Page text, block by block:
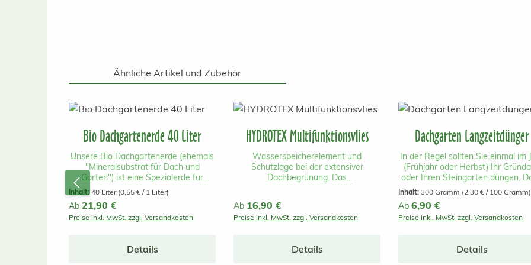
Ähnliche Artikel und Zubehör
Produktgalerie überspringen
Bio Dachgartenerde 40 Liter
Unsere Bio Dachgartenerde (ehemals
"Mineralsubstrat für Dach und
Garten") ist eine Spezialerde für
extensive und einfach intensive, hohe
Dachbegrünungen (ab 15cm
Substrathöhe) und als 30-50%
Beimischung mit Spezial
(bis ca. 12cm Substrathöhe) Der hohe
Inhalt:40 Liter (0,55 € / 1 Liter)
Regulärer Preis:
Ab 21,90 €
Preise inkl. MwSt. zzgl. Versandkosten
Details
HYDROTEX Multifunktionsvlies
Wasserspeicherelement und
Schutzlage bei der extensiver
Dachbegrünung. Das
Gründach aufgebracht werden und
dient ausserdem als Drainage und
Substratschicht darauf ausgebracht
Regulärer Preis:
Ab 16,90 €
Preise inkl. MwSt. zzgl. Versandkosten
Details
Dachgarten Langzeitdünger
In der Regel sollten Sie einmal im
(Frühjahr oder Herbst) Ihr
oder Ihren Steingarten düngen.
verwenden Sie ausschließlich eine
Mischung aus organischem und
mineralischem Langzeitdünger (4 -
Monate und längere Düngewirkung
begrünte Fläche ausstreuen.
Inhalt: 300 Gramm (2,30 € / 100 Gramm)
Regulärer Preis:
Ab 6,90 €
Preise inkl. MwSt. zzgl. Versandkosten
Details